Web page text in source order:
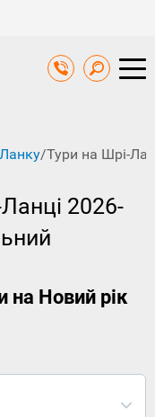
/Тури на Шрі-
2026-
на Новий рік